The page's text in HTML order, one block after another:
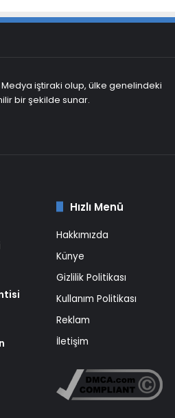
iştiraki olup, ülke genelindeki
bir şekilde sunar.
Hızlı Menü
Hakkımızda
Künye
Gizlilik Politikası
Kullanım Politikası
Reklam
İletişim